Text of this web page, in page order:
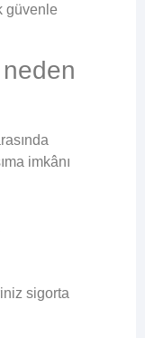
güvenle
neden
imkânı
sigorta